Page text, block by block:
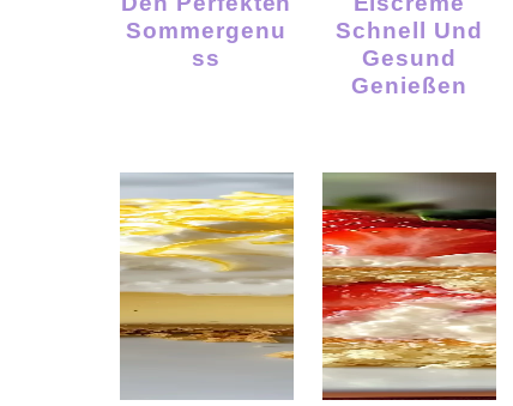
Sommergenu
Ss
Schnell Und
Gesund
Genießen